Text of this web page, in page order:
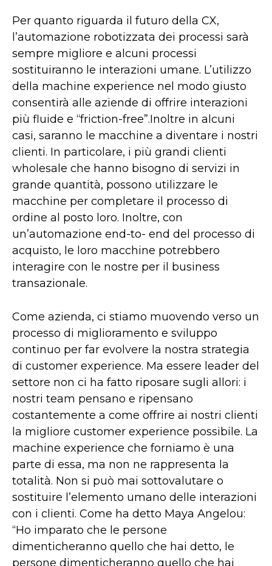
Per quanto riguarda il futuro della CX,
l’automazione robotizzata dei processi sarà
sempre migliore e alcuni processi
sostituiranno le interazioni umane. L’utilizzo
della machine experience nel modo giusto
consentirà alle aziende di offrire interazioni
più fluide e “friction-free”.Inoltre in alcuni
casi, saranno le macchine a diventare i nostri
clienti. In particolare, i più grandi clienti
wholesale che hanno bisogno di servizi in
grande quantità, possono utilizzare le
macchine per completare il processo di
ordine al posto loro. Inoltre, con
un’automazione end-to- end del processo di
acquisto, le loro macchine potrebbero
interagire con le nostre per il business
transazionale.
Come azienda, ci stiamo muovendo verso un
processo di miglioramento e sviluppo
continuo per far evolvere la nostra strategia
di customer experience. Ma essere leader del
settore non ci ha fatto riposare sugli allori: i
nostri team pensano e ripensano
costantemente a come offrire ai nostri clienti
la migliore customer experience possibile. La
machine experience che forniamo è una
parte di essa, ma non ne rappresenta la
totalità. Non si può mai sottovalutare o
sostituire l’elemento umano delle interazioni
con i clienti. Come ha detto Maya Angelou:
“Ho imparato che le persone
dimenticheranno quello che hai detto, le
persone dimenticheranno quello che hai